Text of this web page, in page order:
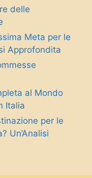
delle
Meta per le
Approfondita
al Mondo
Italia
per le
Un’Analisi